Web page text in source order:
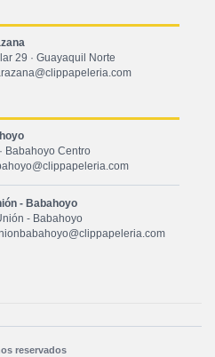
29 · Guayaquil Norte
Babahoyo Centro
- Babahoyo
- Babahoyo
reservados